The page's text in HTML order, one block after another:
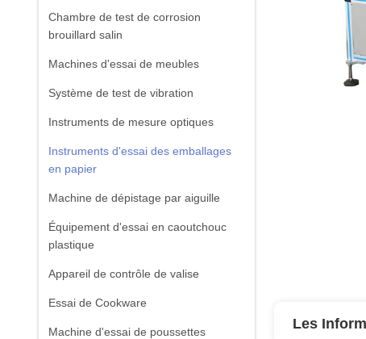
Chambre de test de corrosion
brouillard salin
Machines d'essai de meubles
Système de test de vibration
Instruments de mesure optiques
Instruments d'essai des emballages
en papier
Machine de dépistage par aiguille
Équipement d'essai en caoutchouc
plastique
Appareil de contrôle de valise
Essai de Cookware
Machine d'essai de poussettes Les